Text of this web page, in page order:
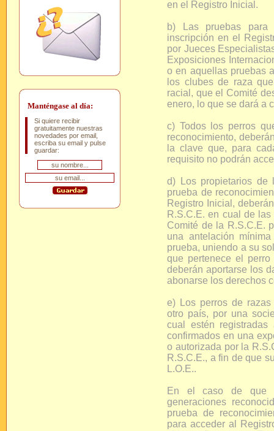
Manténgase al día:
Si quiere recibir
gratuitamente nuestras
novedades por email,
escriba su email y pulse
guardar:
en el Registro Inicial.
b) Las pruebas
inscripción en el
por Jueces
Exposiciones
o en aquellas pruebas
los clubes de raza
racial, que el Comité
enero, lo que se dará a
c) Todos los perros
reconocimiento,
la clave que, para
requisito no podrán
d) Los propietarios de
prueba de
Registro Inicial,
R.S.C.E. en cual de
Comité de la R.S.C.E.
una antelación
prueba, uniendo a su
que pertenece el
deberán aportarse los
abonarse los derechos
e) Los perros de
otro país, por una
cual estén registradas
confirmados en una
o autorizada por la
R.S.C.E., a fin de que
L.O.E..
En el caso de que
generaciones
prueba de
para acceder al